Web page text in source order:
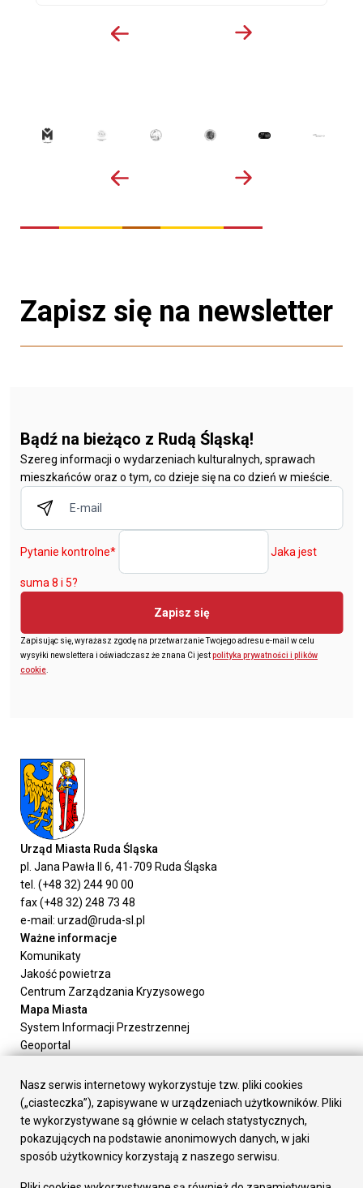
Zapisz się na newsletter
Bądź na bieżąco z Rudą Śląską!
Szereg informacji o wydarzeniach kulturalnych, sprawach
mieszkańców oraz o tym, co dzieje się na co dzień w mieście.
Pytanie kontrolne* Jaka jest
suma 8 i 5?
Zapisz się
Zapisując się, wyrażasz zgodę na przetwarzanie Twojego adresu e-mail w celu
wysyłki newslettera i oświadczasz że znana Ci jestpolityka prywatności i plików
cookie
Urząd Miasta Ruda Śląska
pl. Jana Pawła II 6, 41-709 Ruda Śląska
tel. (+48 32) 244 90 00
fax (+48 32) 248 73 48
e-mail: urzad@ruda-sl.pl
Ważne informacje
Komunikaty
Jakość powietrza
Centrum Zarządzania Kryzysowego
Mapa Miasta
System Informacji Przestrzennej
Geoportal
Załatw sprawę
Prezydent Miasta
Rada Miasta
Wydziały
Elektroniczna Skrzynka Podawcza
Nasz serwis internetowy wykorzystuje tzw. pliki cookies
(„ciasteczka”), zapisywane w urządzeniach użytkowników. Pliki
te wykorzystywane są głównie w celach statystycznych,
pokazujących na podstawie anonimowych danych, w jaki
sposób użytkownicy korzystają z naszego serwisu.